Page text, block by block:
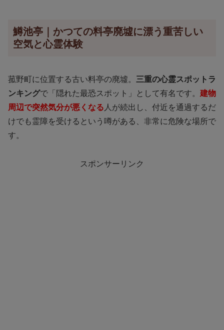
鱒池亭｜かつての料亭廃墟に漂う重苦しい
空気と心霊体験
菰野町に位置する古い料亭の廃墟。 三重の心霊スポットラ
ンキングで「隠れた最恐スポット」として有名です。 建物
周辺で突然気分が悪くなる 人が続出し、付近を通過するだ
けでも霊障を受けるという噂がある、非常に危険な場所で
す。
スポンサーリンク